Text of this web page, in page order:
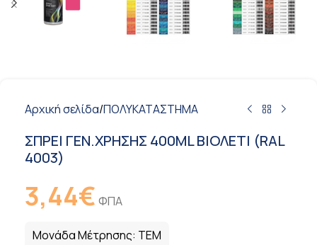
Αρχική σελίδα/ΠΟΛΥΚΑΤΑΣΤΗΜΑ
ΣΠΡΕΙ ΓΕΝ.ΧΡΗΣΗΣ 400ML ΒΙΟΛΕΤΙ (RAL
4003)
3,44€ ΦΠΑ
Μονάδα Μέτρησης: ΤΕΜ